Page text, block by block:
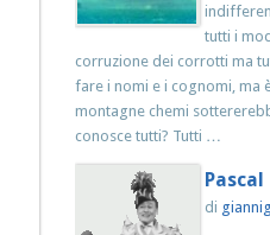
tutti i
corruzione dei corrotti ma
fare i nomi e i cognomi, ma
montagne chemi
conosce tutti? Tutti …
Pascal
di